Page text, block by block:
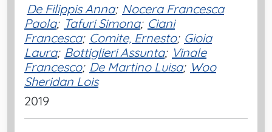
De Filippis Anna; Nocera Francesca
Paola; Tafuri Simona; Ciani
Francesca; Comite, Ernesto; Gioia
Laura; Bottiglieri Assunta; Vinale
Francesco; De Martino Luisa; Woo
Sheridan Lois
2019